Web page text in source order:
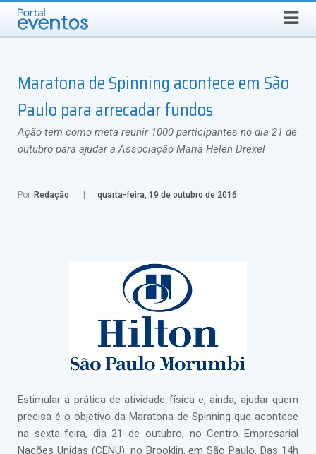
SEXTA-FEIRA, 7 DE AGOSTO DE 2026 Busca
Maratona de Spinning acontece em São
Paulo para arrecadar fundos
Ação tem como meta reunir 1000 participantes no dia 21 de
outubro para ajudar a Associação Maria Helen Drexel
Por Redação quarta-feira, 19 de outubro de 2016
Estimular a prática de atividade física e, ainda, ajudar quem
precisa é o objetivo da Maratona de Spinning que acontece
na sexta-feira, dia 21 de outubro, no Centro Empresarial
Nações Unidas (CENU), no Brooklin, em São Paulo. Das 14h